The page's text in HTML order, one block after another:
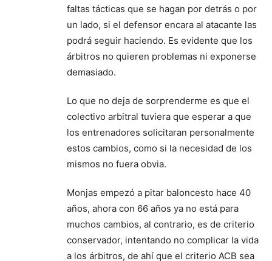
faltas tácticas que se hagan por detrás o por
un lado, si el defensor encara al atacante las
podrá seguir haciendo. Es evidente que los
árbitros no quieren problemas ni exponerse
demasiado.
Lo que no deja de sorprenderme es que el
colectivo arbitral tuviera que esperar a que
los entrenadores solicitaran personalmente
estos cambios, como si la necesidad de los
mismos no fuera obvia.
Monjas empezó a pitar baloncesto hace 40
años, ahora con 66 años ya no está para
muchos cambios, al contrario, es de criterio
conservador, intentando no complicar la vida
a los árbitros, de ahí que el criterio ACB sea